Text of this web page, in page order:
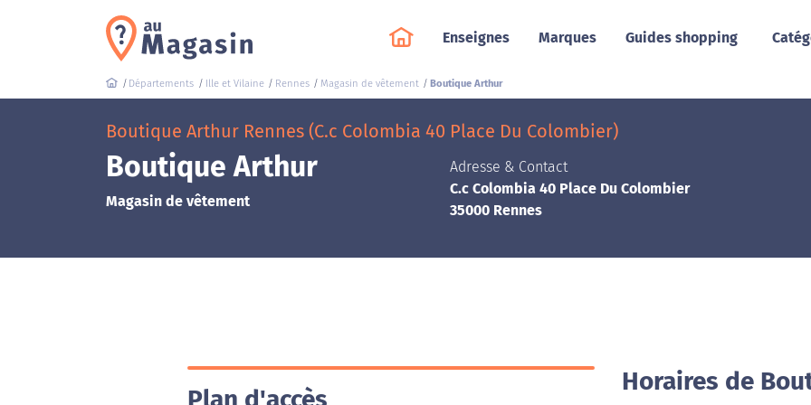
Enseignes Marques Guides shopping
Départements Ille et Vilaine Rennes Magasin de vêtement Boutique Arthur
Boutique Arthur Rennes (C.c Colombia 40 Place Du Colombier)
Boutique Arthur
Magasin de vêtement
Adresse & Contact
C.c Colombia 40 Place Du Colombier
35000 Rennes
Horaires de